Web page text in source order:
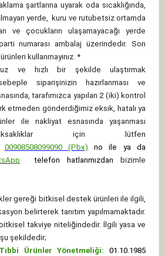
şartlarına uyarak oda sıcaklığında,
almayan yerde, kuru ve rutubetsiz ortamda
ve çocukların ulaşamayacağı yerde
numarası ambalaj üzerindedir. Son
kullanmayınız. *
ve hızlı bir şekilde ulaştırmak
siparişinizin hazırlanması ve
tarafımızca yapılan 2 (iki) kontrol
etmeden gönderdiğimiz eksik, hatalı ya
ile nakliyat esnasında yaşanması
için lütfen
00908508099090 (Pbx) no ile ya da
telefon hatlarımızdan bizimle
gereği bitkisel destek ürünleri ile ilgili,
belirterek tanıtım yapılmamaktadır.
takviye niteliğindedir. İlgili yasa ve
şekildedir;
Ürünler Yönetmeliği: 01.10.1985